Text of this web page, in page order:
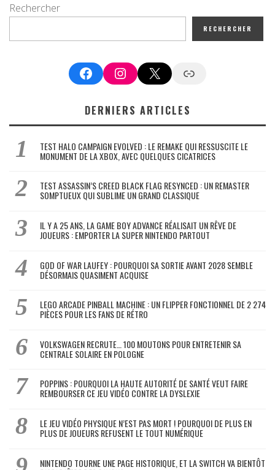
Rechercher
RECHERCHER
FacebookInstagram
X Google News
DERNIERS ARTICLES
TEST HALO CAMPAIGN EVOLVED : LE REMAKE QUI RESSUSCITE LE
MONUMENT DE LA XBOX, AVEC QUELQUES CICATRICES
TEST ASSASSIN’S CREED BLACK FLAG RESYNCED : UN REMASTER
SOMPTUEUX QUI SUBLIME UN GRAND CLASSIQUE
IL Y A 25 ANS, LA GAME BOY ADVANCE RÉALISAIT UN RÊVE DE
JOUEURS : EMPORTER LA SUPER NINTENDO PARTOUT
GOD OF WAR LAUFEY : POURQUOI SA SORTIE AVANT 2028 SEMBLE
DÉSORMAIS QUASIMENT ACQUISE
LEGO ARCADE PINBALL MACHINE : UN FLIPPER FONCTIONNEL DE 2 274
PIÈCES POUR LES FANS DE RÉTRO
VOLKSWAGEN RECRUTE… 100 MOUTONS POUR ENTRETENIR SA
CENTRALE SOLAIRE EN POLOGNE
POPPINS : POURQUOI LA HAUTE AUTORITÉ DE SANTÉ VEUT FAIRE
REMBOURSER CE JEU VIDÉO CONTRE LA DYSLEXIE
LE JEU VIDÉO PHYSIQUE N’EST PAS MORT ! POURQUOI DE PLUS EN
PLUS DE JOUEURS REFUSENT LE TOUT NUMÉRIQUE
NINTENDO TOURNE UNE PAGE HISTORIQUE, ET LA SWITCH VA BIENTÔT